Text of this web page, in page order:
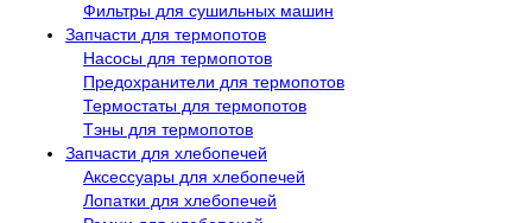
Фильтры для сушильных машин
Запчасти для термопотов
Насосы для термопотов
Предохранители для термопотов
Термостаты для термопотов
Тэны для термопотов
Запчасти для хлебопечей
Аксессуары для хлебопечей
Лопатки для хлебопечей